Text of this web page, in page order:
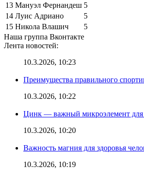
13 Мануэл Фернандеш 5
14 Луис Адриано
5
15 Никола Влашич
5
Наша группа Вконтакте
Лента новостей:
10.3.2026, 10:23
Преимущества правильного
10.3.2026, 10:22
Цинк — важный микроэлемент для
10.3.2026, 10:20
Важность магния для здоровья
10.3.2026, 10:19